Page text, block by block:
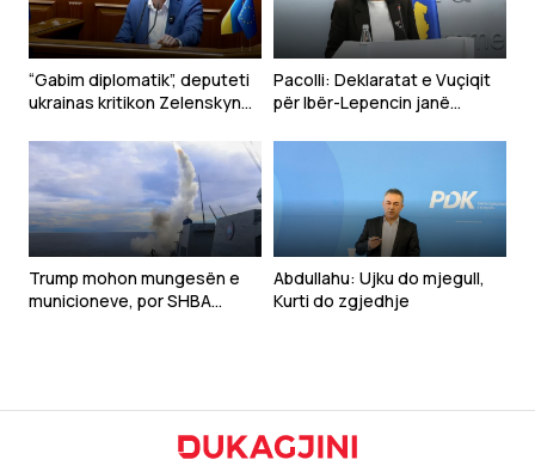
“Gabim diplomatik”, deputeti
ukrainas kritikon Zelenskyn
Pacolli: Deklaratat e Vuçiqit
për Ibër-Lepencin janë
papranueshme
Trump mohon mungesën e
municioneve, por SHBA
Abdullahu: Ujku do mjegull,
Kurti do zgjedhje